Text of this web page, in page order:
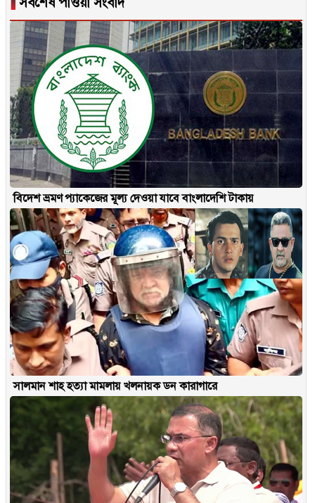
বিদেশ ভ্রমণ প্যাকেজের মূল্য দেওয়া যাবে বাংলাদেশি টাকায়
সালমান শাহ হত্যা মামলায় খলনায়ক ডন কারাগারে